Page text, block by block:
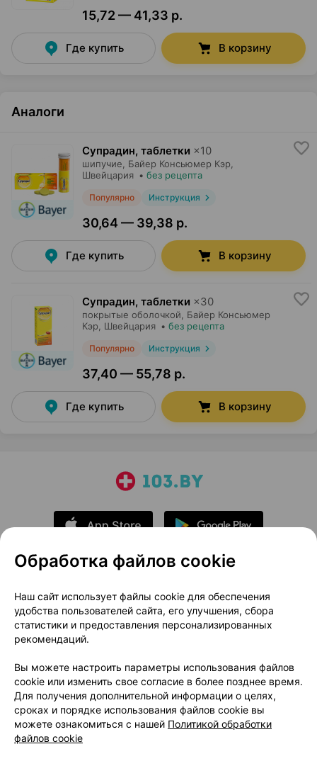
15,72 — 41,33 р.
Где купить В корзину
Аналоги
Супрадин, таблетки ×10
шипучие, Байер Консьюмер Кэр,
Швейцария • без рецепта
Популярно Инструкция
30,64 — 39,38 р.
Где купить В корзину
Супрадин, таблетки ×30
покрытые оболочкой, Байер Консьюмер
Кэр, Швейцария • без рецепта
Популярно Инструкция
37,40 — 55,78 р.
Где купить В корзину
О проекте
Новости проекта
Размещение рекламы
Медицинский маркетинг
Публичный договор
Доставка
Способы оплаты
Вакансии
Партнеры
Написать руководителю 103.by
Написать в поддержку
Персональные настройки Cookie
Обработка файлов cookie
Наш сайт использует файлы cookie для обеспечения
удобства пользователей сайта, его улучшения, сбора
статистики и предоставления персонализированных
рекомендаций.
Вы можете настроить параметры использования файлов
cookie или изменить свое согласие в более позднее время.
Для получения дополнительной информации о целях,
сроках и порядке использования файлов cookie вы
можете ознакомиться с нашей Политикой обработки
файлов cookie